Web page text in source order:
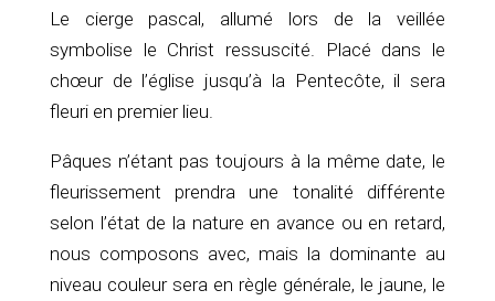
Le cierge pascal, allumé lors de la veillée
symbolise le Christ ressuscité. Placé dans le
chœur de l’église jusqu’à la Pentecôte, il sera
fleuri en premier lieu.
Pâques n’étant pas toujours à la même date, le
fleurissement prendra une tonalité différente
selon l’état de la nature en avance ou en retard,
nous composons avec, mais la dominante au
niveau couleur sera en règle générale, le jaune, le